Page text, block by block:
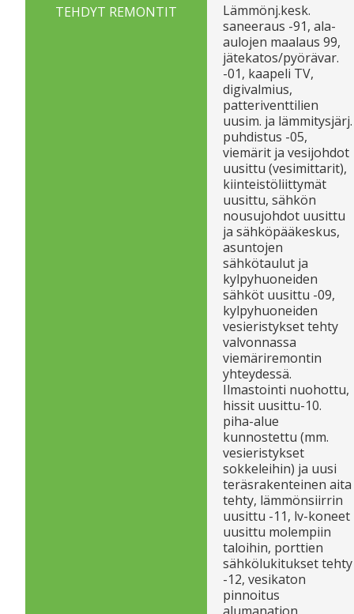
TEHDYT REMONTIT
Lämmönj.kesk.
saneeraus -91, ala-
aulojen maalaus 99,
jätekatos/pyörävar.
-01, kaapeli TV,
digivalmius,
patteriventtilien
uusim. ja lämmitysjärj.
puhdistus -05,
viemärit ja vesijohdot
uusittu (vesimittarit),
kiinteistöliittymät
uusittu, sähkön
nousujohdot uusittu
ja sähköpääkeskus,
asuntojen
sähkötaulut ja
kylpyhuoneiden
sähköt uusittu -09,
kylpyhuoneiden
vesieristykset tehty
valvonnassa
viemäriremontin
yhteydessä.
Ilmastointi nuohottu,
hissit uusittu-10.
piha-alue
kunnostettu (mm.
vesieristykset
sokkeleihin) ja uusi
teräsrakenteinen aita
tehty, lämmönsiirrin
uusittu -11, lv-koneet
uusittu molempiin
taloihin, porttien
sähkölukitukset tehty
-12, vesikaton
pinnoitus
alumanation